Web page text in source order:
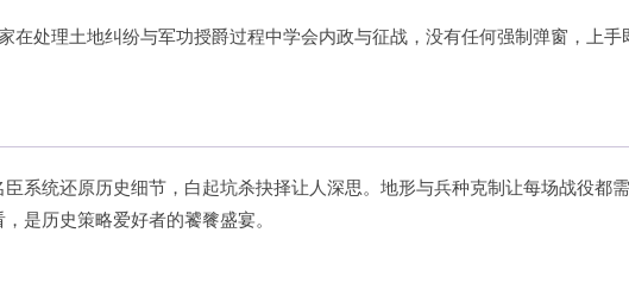
在处理土地纠纷与军功授爵过程中学会内政与征战，没有任何强制弹窗，上手
系统还原历史细节，白起坑杀抉择让人深思。地形与兵种克制让每场战役都
是历史策略爱好者的饕餮盛宴。